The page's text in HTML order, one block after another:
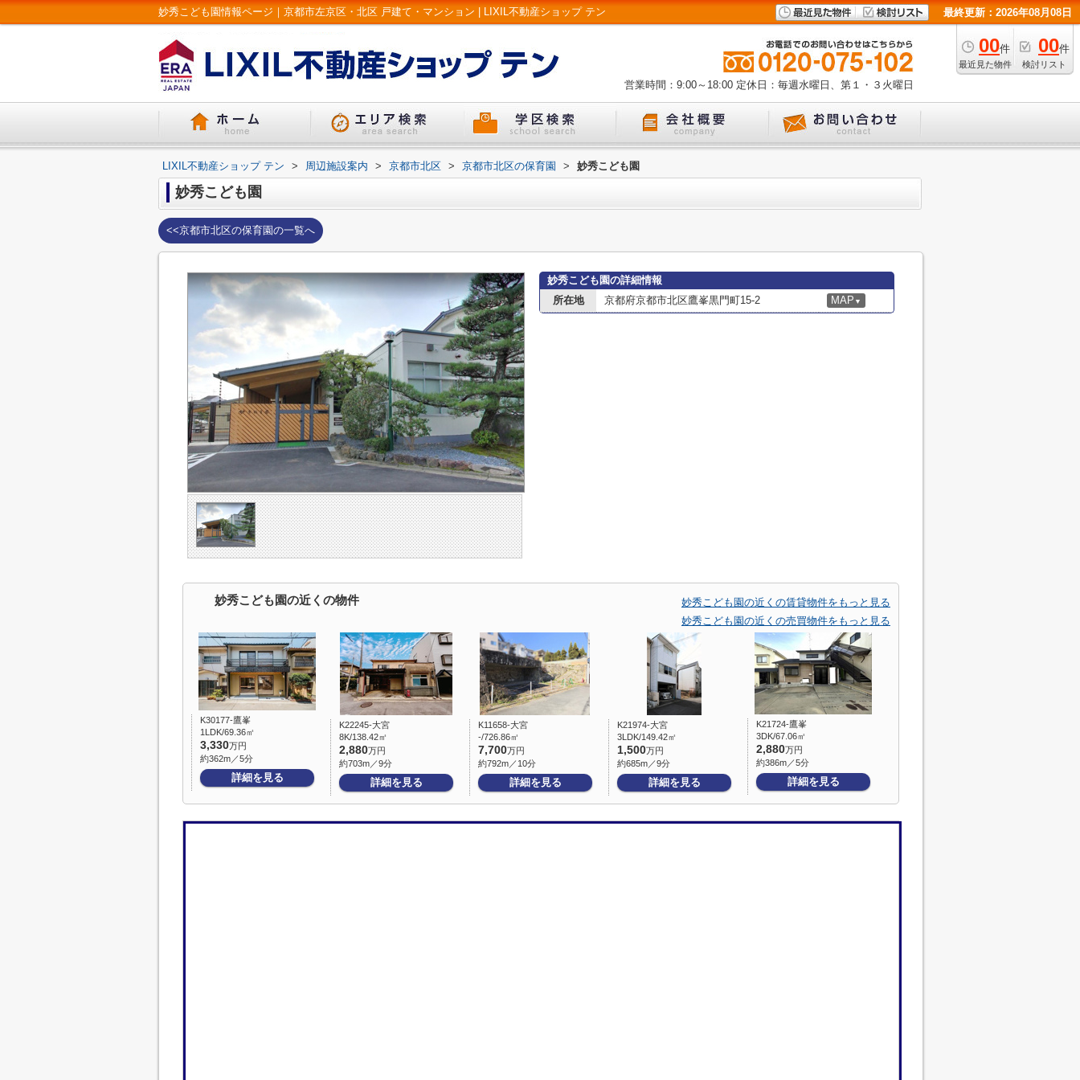
妙秀こども園情報ページ｜京都市左京区・北区 戸建て・マンション | LIXIL不動産ショップ テン 最終更新：2026年08月08日
00件
最近見た物件
00件
検討リスト
営業時間：9:00～18:00 定休日：毎週水曜日、第１・３火曜日
LIXIL不動産ショップ テン > 周辺施設案内 > 京都市北区 > 京都市北区の保育園 > 妙秀こども園
妙秀こども園
<<京都市北区の保育園の一覧へ
妙秀こども園の詳細情報
所在地
京都府京都市北区鷹峯黒門町15-2 MAP ▼
妙秀こども園の近くの物件
妙秀こども園の近くの賃貸物件をもっと見る
妙秀こども園の近くの売買物件をもっと見る
K30177-鷹峯
1LDK/69.36㎡
3,330万円
約362m／5分
詳細を見る
K22245-大宮
8K/138.42㎡
2,880万円
約703m／9分
詳細を見る
K11658-大宮
-/726.86㎡
7,700万円
約792m／10分
詳細を見る
K21974-大宮
3LDK/149.42㎡
1,500万円
約685m／9分
詳細を見る
K21724-鷹峯
3DK/67.06㎡
2,880万円
約386m／5分
詳細を見る